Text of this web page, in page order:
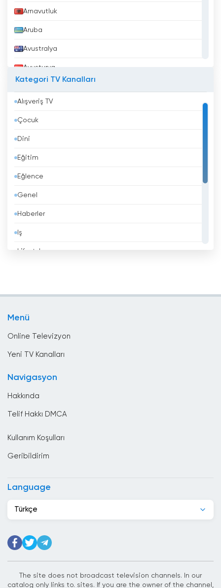
Arnavutluk
Aruba
Avustralya
Avusturya
Bahreyn
Bangladeş
Barbados
Belçika
Belize
Benin
Beyaz Rusya
Cibuti
El Salvador
Ermenistan
Kategori TV Kanalları
Alışveriş TV
Çocuk
Dini
Eğitim
Eğlence
Genel
Haberler
Iş
Lifestyle
Menü
Online Televizyon
Yeni TV Kanalları
Navigasyon
Hakkında
Telif Hakkı DMCA
Kullanım Koşulları
Geribildirim
Language
Türkçe
The site does not broadcast television channels. In our
catalog only links to. sites. If you are the owner of the channel,